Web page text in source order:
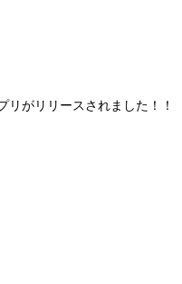
リがリリースされました！！